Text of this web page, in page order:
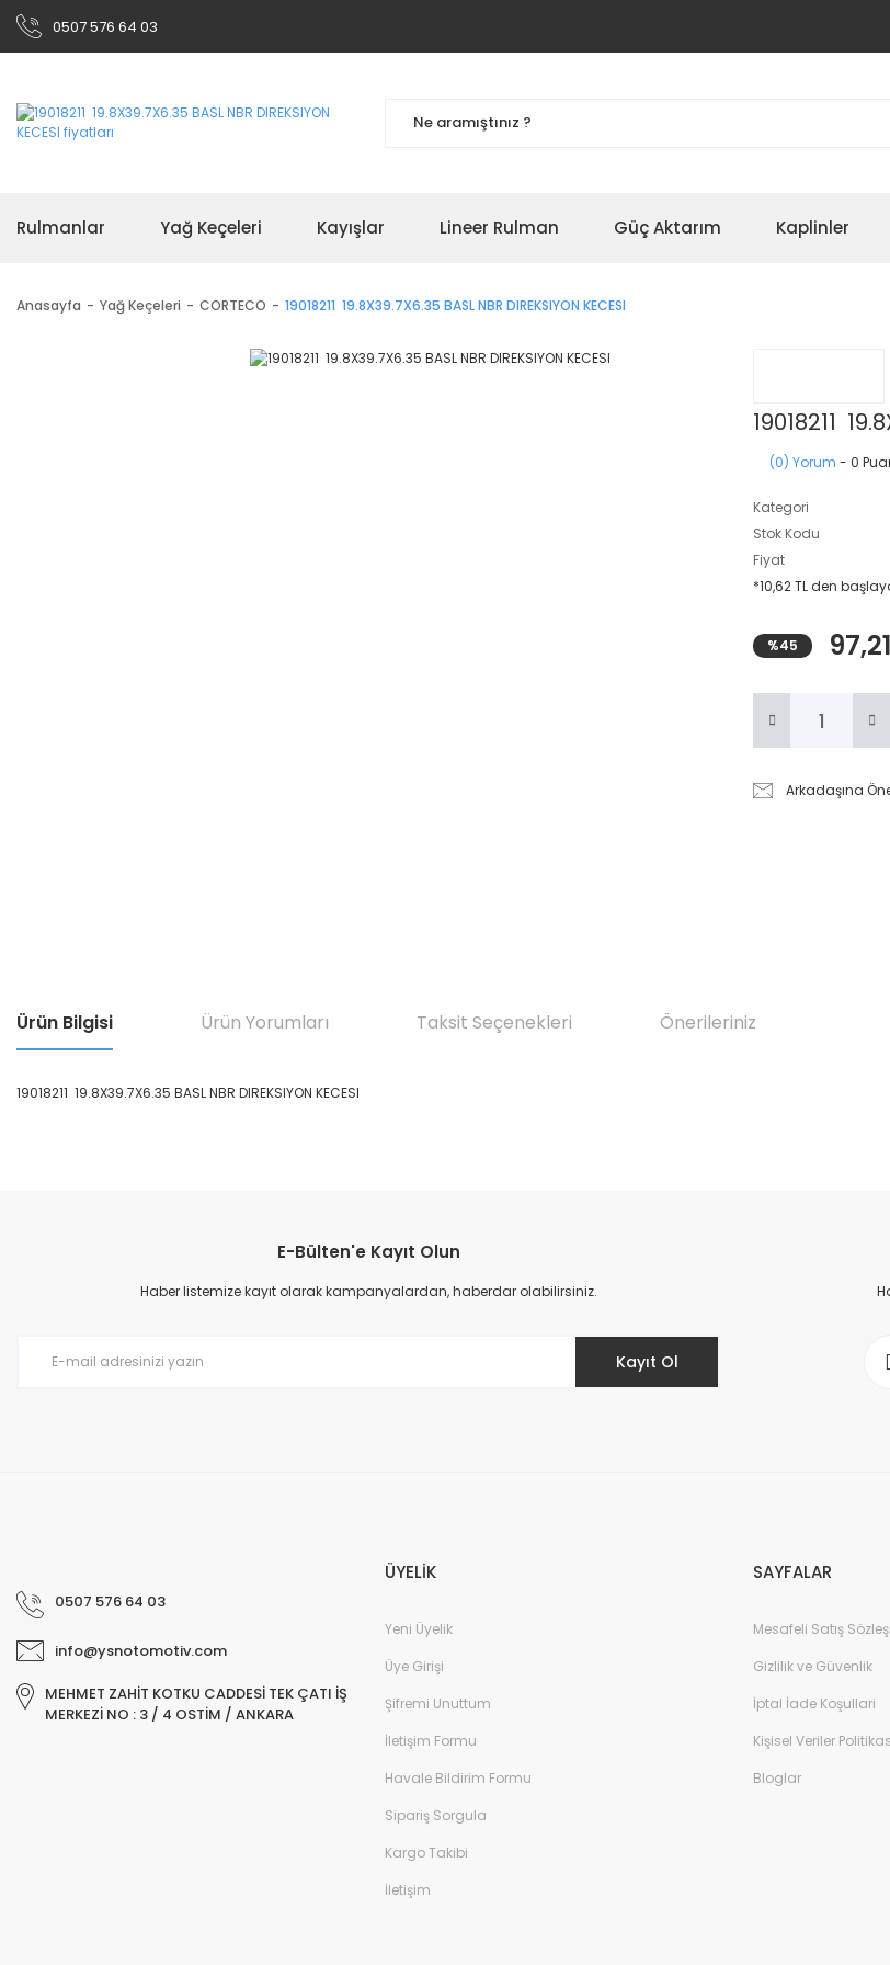
0507 576 64 03
Rulmanlar Yağ Keçeleri Kayışlar Lineer Rulman Güç Aktarım Kaplinler
Anasayfa Yağ Keçeleri CORTECO 19018211 19.8X39.7X6.35 BASL NBR DIREKSIYON KECESI
19018211
(0) Yorum - 0
Kategori
Stok Kodu
Fiyat
*10,62 TL den
%45
Arkadaşına
Ürün Bilgisi Ürün Yorumları Taksit Seçenekleri Önerileriniz
19018211 19.8X39.7X6.35 BASL NBR DIREKSIYON KECESI
Ürün resmi kalitesiz, bozuk veya görüntülenemiyor.
Ürün açıklamasında eksik bilgiler bulunuyor.
E-Bülten'e Kayıt Olun
Haber listemize kayıt olarak kampanyalardan, haberdar olabilirsiniz.
Kayıt Ol
0507 576 64 03
info@ysnotomotiv.com
MEHMET ZAHİT KOTKU CADDESİ TEK ÇATI İŞ
MERKEZİ NO : 3 / 4 OSTİM / ANKARA
ÜYELİK
Yeni Üyelik
Üye Girişi
Şifremi Unuttum
İletişim Formu
Havale Bildirim Formu
Sipariş Sorgula
Kargo Takibi
İletişim
SAYFALAR
Mesafeli Satış
Gizlilik ve Güvenlik
İptal İade Koşullari
Kişisel Veriler
Bloglar